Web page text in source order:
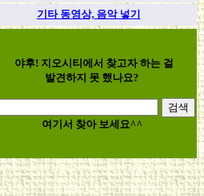
기타 동영상, 음악 넣기
야후! 지오시티에서 찾고자 하는 걸
발견하지 못 했나요?
여기서 찾아 보세요^^